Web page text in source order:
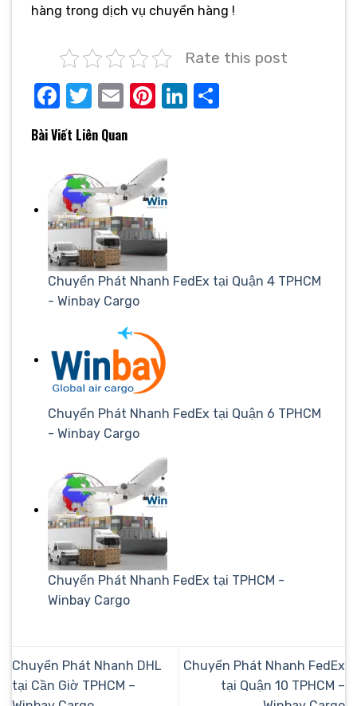
hàng trong dịch vụ chuyển hàng !
Rate this post
Facebook
Twitter
EmailPinterest
LinkedIn
Bài Viết Liên Quan
Chuyển Phát Nhanh FedEx tại Quận 4 TPHCM
- Winbay Cargo
Chuyển Phát Nhanh FedEx tại Quận 6 TPHCM
- Winbay Cargo
Chuyển Phát Nhanh FedEx tại TPHCM -
Winbay Cargo
Chuyển Phát Nhanh DHL
tại Cần Giờ TPHCM –
Chuyển Phát Nhanh FedEx
tại Quận 10 TPHCM –